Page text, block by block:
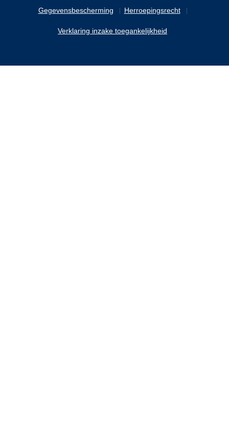
Gegevensbescherming Herroepingsrecht
Verklaring inzake toegankelijkheid